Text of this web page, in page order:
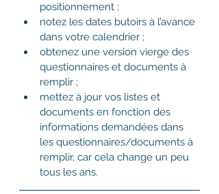
positionnement ;
notez les dates butoirs à l’avance
dans votre calendrier ;
obtenez une version vierge des
questionnaires et documents à
remplir ;
mettez à jour vos listes et
documents en fonction des
informations demandées dans
les questionnaires/documents à
remplir, car cela change un peu
tous les ans.